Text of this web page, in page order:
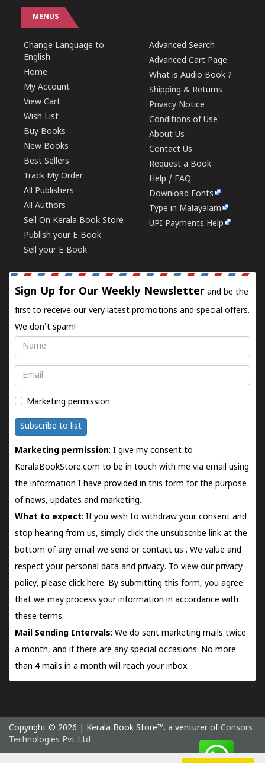
MENUS
Change Language to
English
Home
My Account
View Cart
Wish List
Buy Books
New Books
Best Sellers
Track My Order
All Publishers
All Authors
Sell On Kerala Book Store
Publish your E-Book
Sell your E-Book
Advanced Search
Advanced Cart Page
What is Audio Book ?
Shipping & Returns
Privacy Notice
Conditions of Use
About Us
Contact Us
Request a Book
Help / FAQ
Download Fonts
Type in Malayalam
UPI Payments Help
Sign Up for Our Weekly Newsletter and be the
first to receive our very latest promotions and special offers.
We don't spam!
Name
Email
Marketing permission
Subscribe to list
Marketing permission: I give my consent to
KeralaBookStore.com to be in touch with me via email using
the information I have provided in this form for the purpose
of news, updates and marketing.
What to expect: If you wish to withdraw your consent and
stop hearing from us, simply click the unsubscribe link at the
bottom of any email we send orcontact us . We value and
respect your personal data and privacy. To view our privacy
policy, please click here. By submitting this form, you agree
that we may process your information in accordance with
these terms.
Mail Sending Intervals: We do sent marketing mails twice
a month, and if there are any special occasions. No more
than 4 mails in a month will reach your inbox.
Copyright © 2026 | Kerala Book Store™. a venturer of Consors
Technologies Pvt Ltd